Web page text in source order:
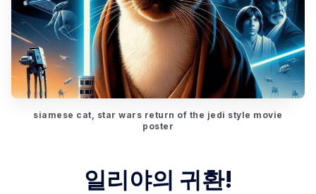
siamese cat, star wars return of the jedi style movie
poster
일리야의 귀환!